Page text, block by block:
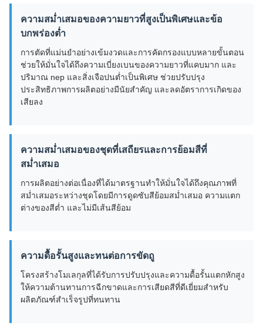
ความสม่ำเสมอของความยาวที่สูงเป็นพิเศษและข้อ
บกพร่องต่ำ
การตัดที่แม่นยำอย่างเข้มงวดและการคัดกรองแบบหลายขั้นตอน
ช่วยให้มั่นใจได้ถึงความเบี่ยงเบนของความยาวที่แคบมาก และ
ปริมาณ nep และสิ่งเจือปนต่ำเป็นพิเศษ ช่วยปรับปรุง
ประสิทธิภาพการผลิตอย่างมีนัยสำคัญ และลดอัตราการเกิดของ
เสียลง
ความสม่ำเสมอของชุดที่เสถียรและการย้อมสีที่
สม่ำเสมอ
การผลิตอย่างต่อเนื่องที่ได้มาตรฐานทำให้มั่นใจได้ถึงคุณภาพที่
สม่ำเสมอระหว่างชุดโดยมีการดูดซับสีย้อมสม่ำเสมอ ความแตก
ต่างของสีต่ำ และไม่มีเส้นสีย้อม
ความดื้อรั้นสูงและทนต่อการขัดถู
โครงสร้างโมเลกุลที่ได้รับการปรับปรุงและความดื้อรั้นแตกหักสูง
ให้ความต้านทานการฉีกขาดและการเสียดสีที่ดีเยี่ยมสำหรับ
ผลิตภัณฑ์สำเร็จรูปที่ทนทาน